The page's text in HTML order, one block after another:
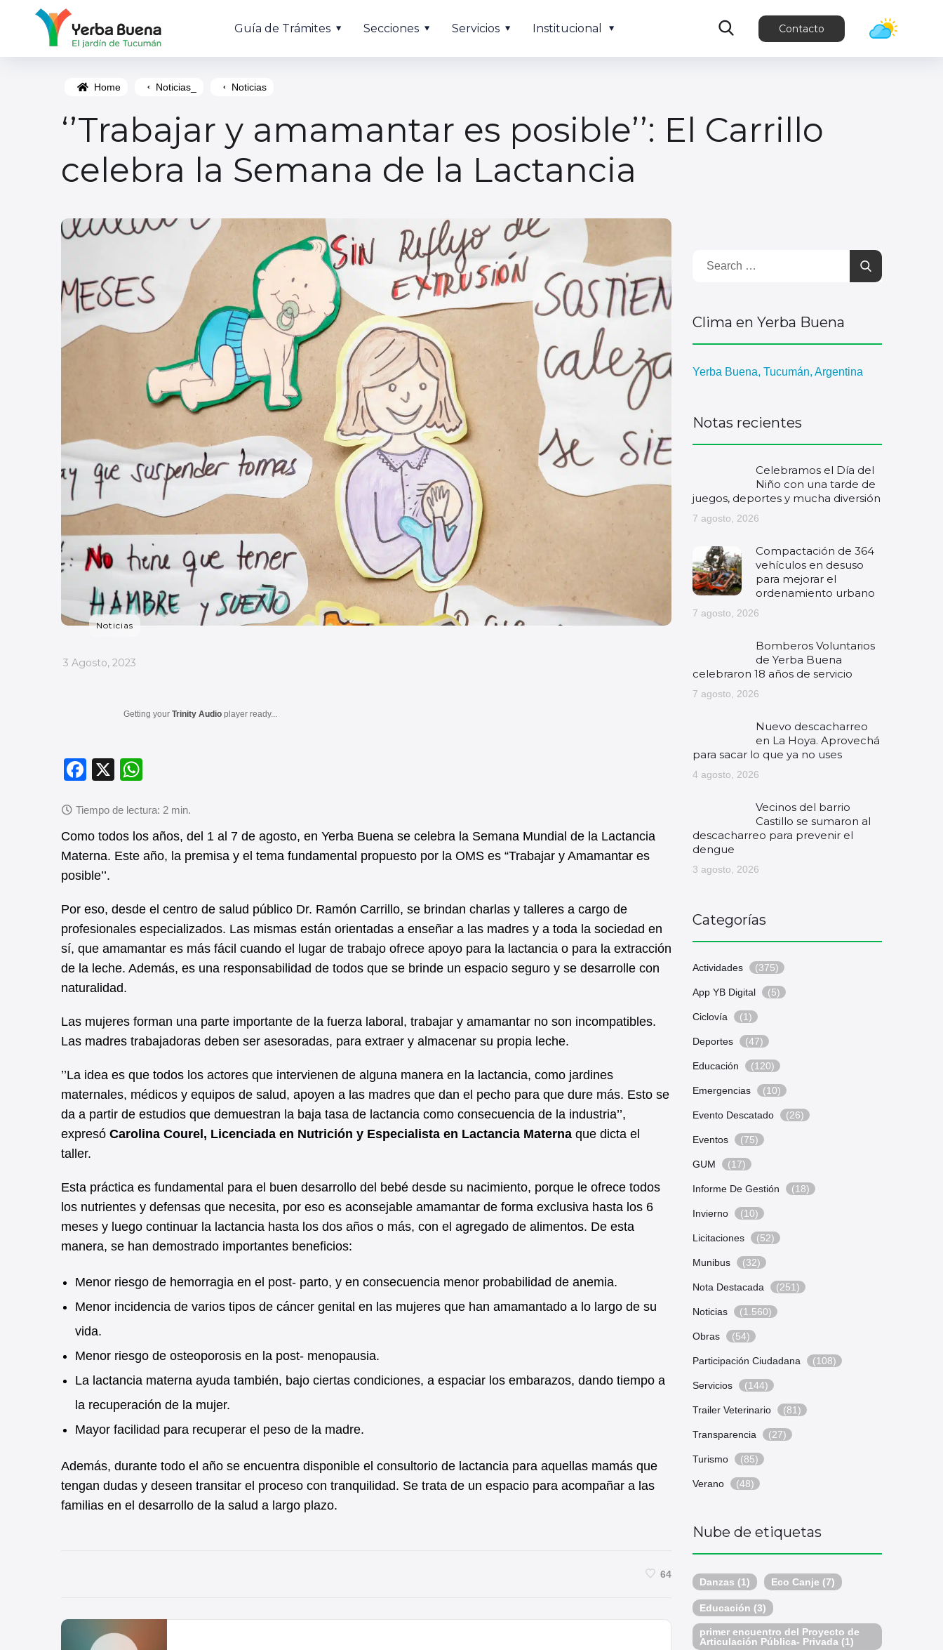
Guía de Trámites Secciones Servicios Institucional Contacto
Home Noticias_ Noticias
‘’Trabajar y amamantar es posible’’: El Carrillo
celebra la Semana de la Lactancia
Noticias
_
3 Agosto, 2023
Getting your Trinity Audio player ready...
F
c
e
b
o
o
k
X
at
s
A
p
Como todos los años, del 1 al 7 de agosto, en Yerba Buena se celebra la Semana Mundial de la Lactancia
Materna. Este año, la premisa y el tema fundamental propuesto por la OMS es “Trabajar y Amamantar es
posible’’.
Por eso, desde el centro de salud público Dr. Ramón Carrillo, se brindan charlas y talleres a cargo de
profesionales especializados. Las mismas están orientadas a enseñar a las madres y a toda la sociedad en
sí, que amamantar es más fácil cuando el lugar de trabajo ofrece apoyo para la lactancia o para la extracción
de la leche. Además, es una responsabilidad de todos que se brinde un espacio seguro y se desarrolle con
naturalidad.
Las mujeres forman una parte importante de la fuerza laboral, trabajar y amamantar no son incompatibles.
Las madres trabajadoras deben ser asesoradas, para extraer y almacenar su propia leche.
’’La idea es que todos los actores que intervienen de alguna manera en la lactancia, como jardines
maternales, médicos y equipos de salud, apoyen a las madres que dan el pecho para que dure más. Esto se
da a partir de estudios que demuestran la baja tasa de lactancia como consecuencia de la industria’’,
expresó Carolina Courel, Licenciada en Nutrición y Especialista en Lactancia Materna que dicta el
taller.
Esta práctica es fundamental para el buen desarrollo del bebé desde su nacimiento, porque le ofrece todos
los nutrientes y defensas que necesita, por eso es aconsejable amamantar de forma exclusiva hasta los 6
meses y luego continuar la lactancia hasta los dos años o más, con el agregado de alimentos. De esta
manera, se han demostrado importantes beneficios:
Menor riesgo de hemorragia en el post- parto, y en consecuencia menor probabilidad de anemia.
Menor incidencia de varios tipos de cáncer genital en las mujeres que han amamantado a lo largo de su
vida.
Menor riesgo de osteoporosis en la post- menopausia.
La lactancia materna ayuda también, bajo ciertas condiciones, a espaciar los embarazos, dando tiempo a
la recuperación de la mujer.
Mayor facilidad para recuperar el peso de la madre.
Además, durante todo el año se encuentra disponible el consultorio de lactancia para aquellas mamás que
tengan dudas y deseen transitar el proceso con tranquilidad. Se trata de un espacio para acompañar a las
familias en el desarrollo de la salud a largo plazo.
64
Clima en Yerba Buena
Yerba Buena, Tucumán, Argentina
Notas recientes
Celebramos el Día del
Niño con una tarde de
juegos, deportes y mucha diversión
7 agosto, 2026
Compactación de 364
vehículos en desuso
para mejorar el
ordenamiento urbano
7 agosto, 2026
Bomberos Voluntarios
de Yerba Buena
celebraron 18 años de servicio
7 agosto, 2026
Nuevo descacharreo
en La Hoya. Aprovechá
para sacar lo que ya no uses
4 agosto, 2026
Vecinos del barrio
Castillo se sumaron al
descacharreo para prevenir el
dengue
3 agosto, 2026
Categorías
Actividades (375)
App YB Digital (5)
Ciclovía (1)
Deportes (47)
Educación (120)
Emergencias (10)
Evento Descatado (26)
Eventos (75)
GUM (17)
Informe De Gestión (18)
Invierno (10)
Licitaciones (52)
Munibus (32)
Nota Destacada (251)
Noticias (1.560)
Obras (54)
Participación Ciudadana (108)
Servicios (144)
Trailer Veterinario (81)
Transparencia (27)
Turismo (85)
Verano (48)
Nube de etiquetas
Danzas (1) Eco Canje (7)
Educación (3)
primer encuentro del Proyecto de
Articulación Pública- Privada (1)